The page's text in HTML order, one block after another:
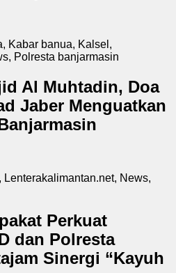
, Kabar banua, Kalsel ,
, Polresta banjarmasin
Al Muhtadin, Doa
Jaber Menguatkan
, Lenterakalimantan.net, News,
Perkuat
dan Polresta
Sinergi “Kayuh